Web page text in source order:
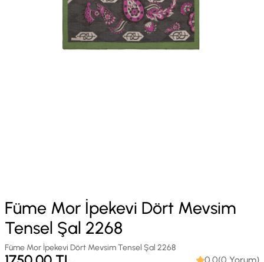
Füme Mor İpekevi Dört Mevsim
Tensel Şal 2268
Füme Mor İpekevi Dört Mevsim Tensel Şal 2268